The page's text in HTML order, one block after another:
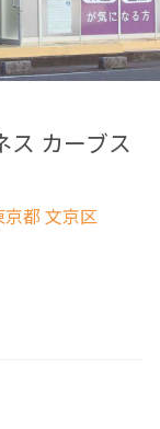
ス カーブス
京都 文京区